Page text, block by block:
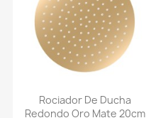
Rociador De Ducha
Redondo Oro Mate 20cm